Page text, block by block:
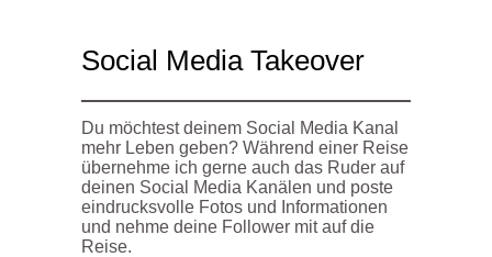
Social Media Takeover
Du möchtest deinem Social Media Kanal
mehr Leben geben? Während einer Reise
übernehme ich gerne auch das Ruder auf
deinen Social Media Kanälen und poste
eindrucksvolle Fotos und Informationen
und nehme deine Follower mit auf die
Reise.